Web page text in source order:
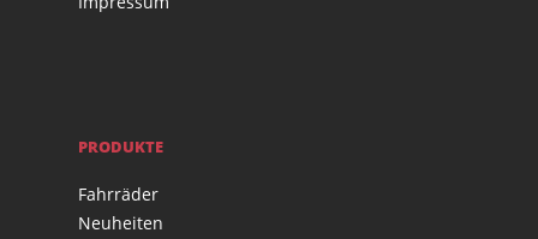
PRODUKTE
Fahrräder
Neuheiten